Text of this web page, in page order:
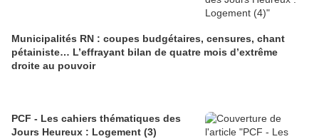
Municipalités RN : coupes budgétaires, censures, chant
pétainiste… L’effrayant bilan de quatre mois d’extrême
droite au pouvoir
PCF - Les cahiers thématiques des
Jours Heureux : Logement (3)